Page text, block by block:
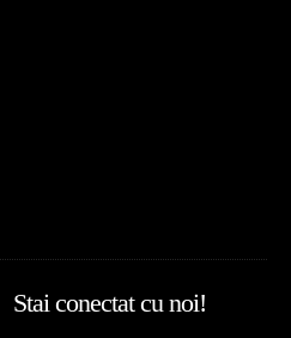
Stai conectat cu noi!